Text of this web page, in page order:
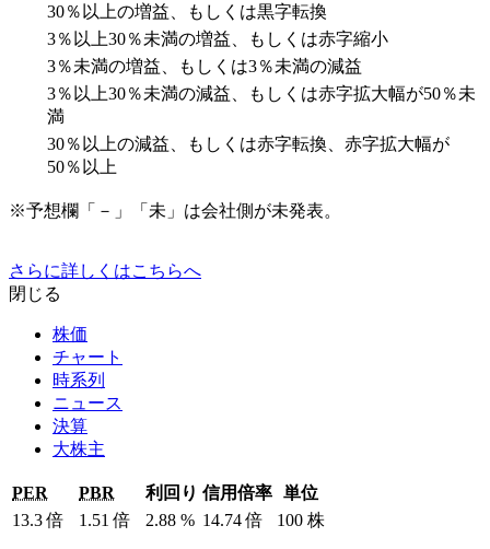
30％以上の増益、もしくは黒字転換
3％以上30％未満の増益、もしくは赤字縮小
3％未満の増益、もしくは3％未満の減益
3％以上30％未満の減益、もしくは赤字拡大幅が50％未
満
30％以上の減益、もしくは赤字転換、赤字拡大幅が
50％以上
※予想欄「－」「未」は会社側が未発表。
さらに詳しくはこちらへ
閉じる
株価
チャート
時系列
ニュース
決算
大株主
PER PBR 利回り 信用倍率 単位
13.3倍 1.51倍 2.88 % 14.74倍 100 株